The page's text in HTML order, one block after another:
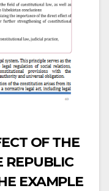
OF THE
REPUBLIC
EXAMPLE